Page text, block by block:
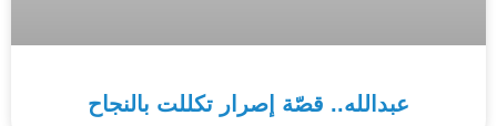
عبدالله.. قصّة إصرار تكللت بالنجاح